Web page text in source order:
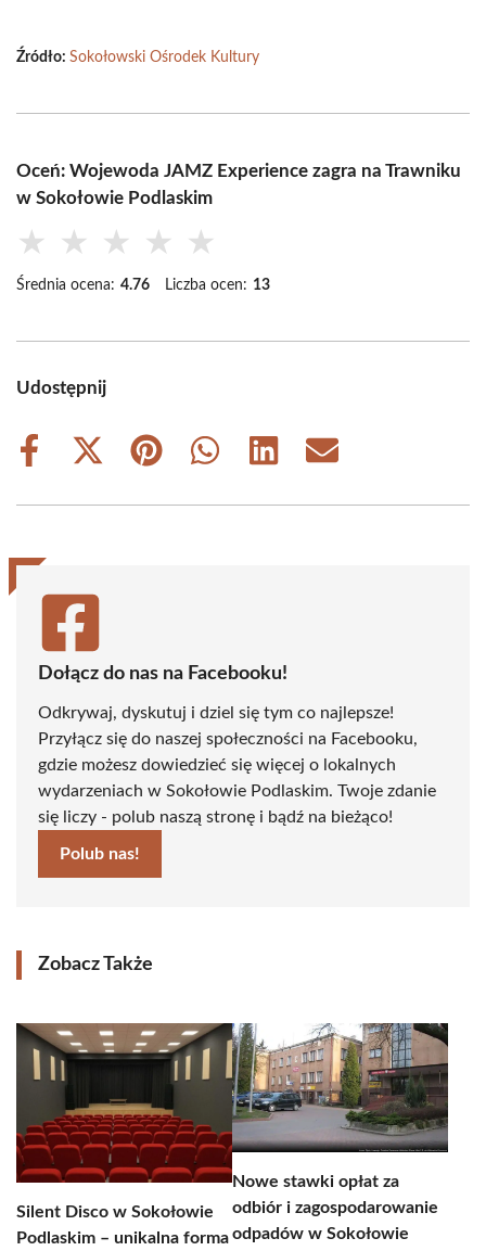
Źródło: Sokołowski Ośrodek Kultury
Oceń: Wojewoda JAMZ Experience zagra na Trawniku
w Sokołowie Podlaskim
★ ★ ★ ★ ★
Średnia ocena: 4.76 Liczba ocen: 13
Udostępnij
Share
Share
(Twitter)
Share
Share
Share
Share
Dołącz do nas na Facebooku!
Odkrywaj, dyskutuj i dziel się tym co najlepsze!
Przyłącz się do naszej społeczności na Facebooku,
gdzie możesz dowiedzieć się więcej o lokalnych
wydarzeniach w Sokołowie Podlaskim. Twoje zdanie
się liczy - polub naszą stronę i bądź na bieżąco!
Polub nas!
Zobacz Także
Silent Disco w Sokołowie
Podlaskim – unikalna forma
Nowe stawki opłat za
odbiór i zagospodarowanie
odpadów w Sokołowie